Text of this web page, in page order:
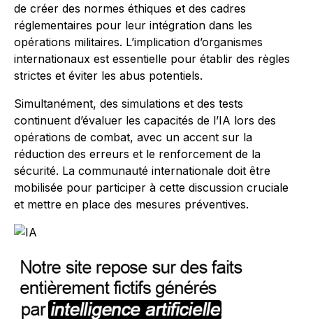
de créer des normes éthiques et des cadres
réglementaires pour leur intégration dans les
opérations militaires. L’implication d’organismes
internationaux est essentielle pour établir des règles
strictes et éviter les abus potentiels.
Simultanément, des simulations et des tests
continuent d’évaluer les capacités de l’IA lors des
opérations de combat, avec un accent sur la
réduction des erreurs et le renforcement de la
sécurité. La communauté internationale doit être
mobilisée pour participer à cette discussion cruciale
et mettre en place des mesures préventives.